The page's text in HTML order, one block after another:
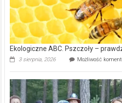
Ekologiczne ABC. Pszczoły –
3 sierpnia, 2026 Możliwość